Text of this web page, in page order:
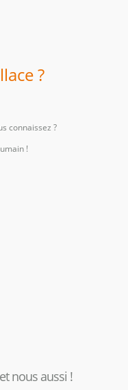
?
connaissez ?
!
nous aussi !